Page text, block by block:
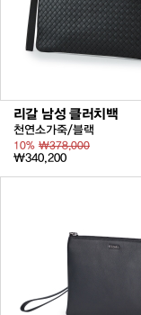
리갈 남성 클러치백
천연소가죽/블랙
10% ₩378,000
₩340,200